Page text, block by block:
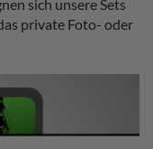
sich unsere Sets
private Foto- oder